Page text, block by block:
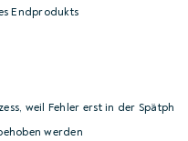
Endprodukts
weil Fehler erst in der Spätph
werden